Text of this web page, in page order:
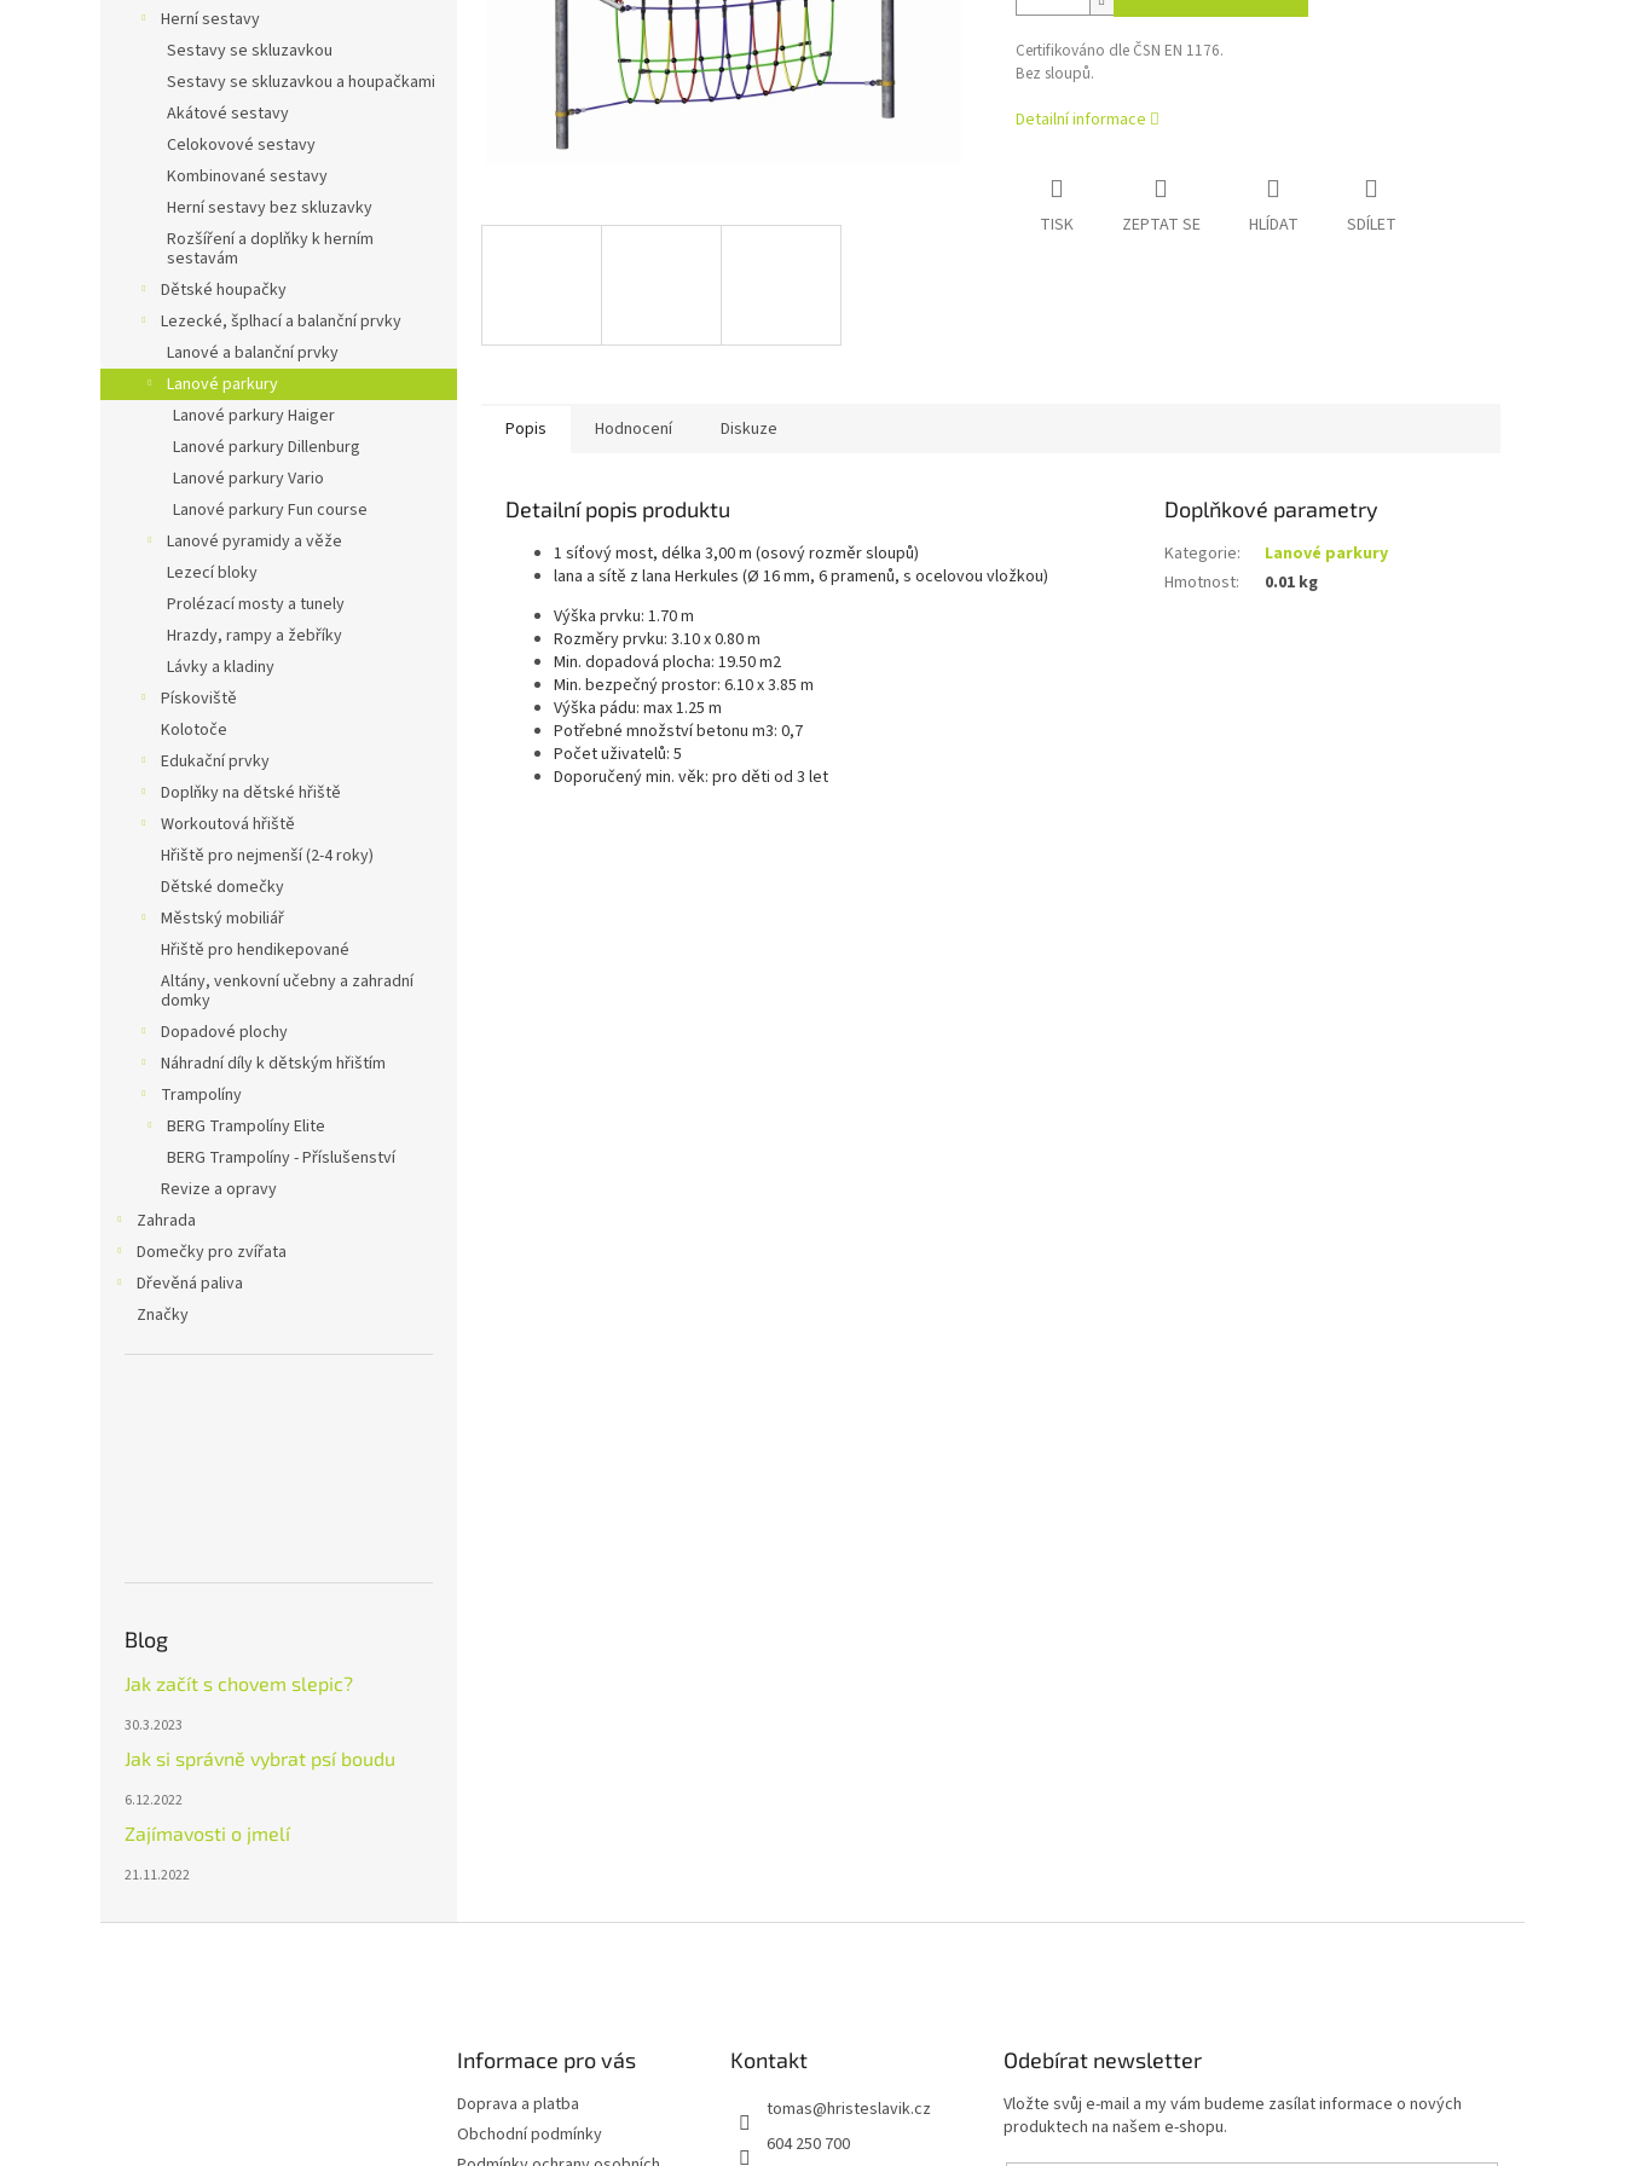
Herní sestavy
Sestavy se skluzavkou
Sestavy se skluzavkou a houpačkami
Akátové sestavy
Celokovové sestavy
Kombinované sestavy
Herní sestavy bez skluzavky
Rozšíření a doplňky k herním
sestavám
Dětské houpačky
Lezecké, šplhací a balanční prvky
Lanové a balanční prvky
Lanové parkury
Lanové parkury Haiger
Lanové parkury Dillenburg
Lanové parkury Vario
Lanové parkury Fun course
Lanové pyramidy a věže
Lezecí bloky
Prolézací mosty a tunely
Hrazdy, rampy a žebříky
Lávky a kladiny
Pískoviště
Kolotoče
Edukační prvky
Doplňky na dětské hřiště
Workoutová hřiště
Hřiště pro nejmenší (2-4 roky)
Dětské domečky
Městský mobiliář
Hřiště pro hendikepované
Altány, venkovní učebny a zahradní
domky
Dopadové plochy
Náhradní díly k dětským hřištím
Trampolíny
BERG Trampolíny Elite
BERG Trampolíny - Příslušenství
Revize a opravy
Zahrada
Domečky pro zvířata
Dřevěná paliva
Značky
Blog
Jak začít s chovem slepic?
30.3.2023
Jak si správně vybrat psí boudu
6.12.2022
Zajímavosti o jmelí
21.11.2022
Certifikováno dle ČSN EN 1176.
Bez sloupů.
Detailní informace
TISK ZEPTAT SE HLÍDAT SDÍLET
Popis Hodnocení Diskuze
Detailní popis produktu
1 síťový most, délka 3,00 m (osový rozměr sloupů)
lana a sítě z lana Herkules (Ø 16 mm, 6 pramenů, s ocelovou vložkou)
Výška prvku: 1.70 m
Rozměry prvku: 3.10 x 0.80 m
Min. dopadová plocha: 19.50 m2
Min. bezpečný prostor: 6.10 x 3.85 m
Výška pádu: max 1.25 m
Potřebné množství betonu m3: 0,7
Počet uživatelů: 5
Doporučený min. věk: pro děti od 3 let
Doplňkové parametry
Kategorie:
Lanové parkury
Hmotnost: 0.01 kg
Informace pro vás
Doprava a platba
Obchodní podmínky
Kontakt
tomas@hristeslavik.cz
604 250 700
Odebírat newsletter
Vložte svůj e-mail a my vám budeme zasílat informace o nových
produktech na našem e-shopu.